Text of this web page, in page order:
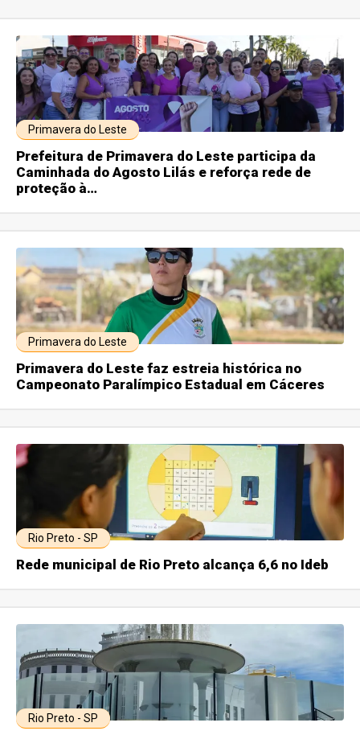
Primavera do Leste
Prefeitura de Primavera do Leste participa da
Caminhada do Agosto Lilás e reforça rede de
proteção à…
Primavera do Leste
Primavera do Leste faz estreia histórica no
Campeonato Paralímpico Estadual em Cáceres
Rio Preto - SP
Rede municipal de Rio Preto alcança 6,6 no Ideb
Rio Preto - SP